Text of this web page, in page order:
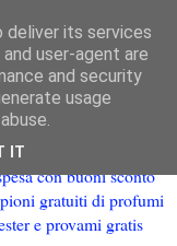
con buoni sconto
gratuiti di profumi
e provami gratis
deliver its services
user-agent are
and security
usage
IT